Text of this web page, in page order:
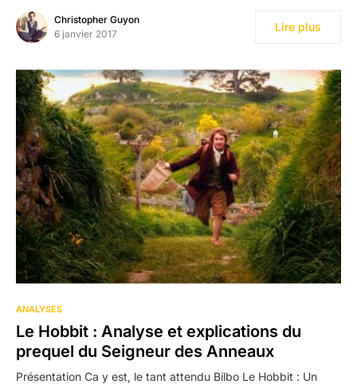
Christopher Guyon
6 janvier 2017
Lire plus
ANALYSES
Le Hobbit : Analyse et explications du
prequel du Seigneur des Anneaux
Présentation Ca y est, le tant attendu Bilbo Le Hobbit : Un